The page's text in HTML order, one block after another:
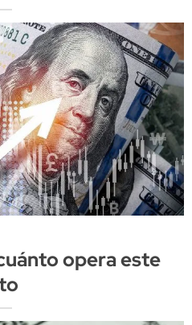
opera este